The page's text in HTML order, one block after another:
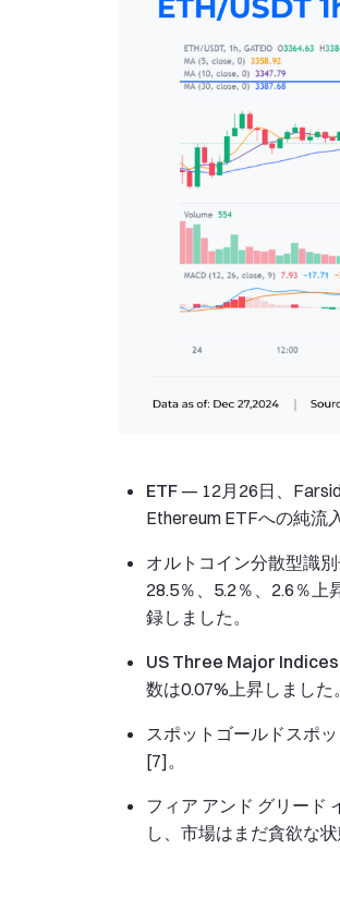
ETF — 12月26日、
Ethereum ETFへの純流
オルトコイン分散型識
28.5％、5.2％、2.6％上
録しました。
US Three Major Indices
数は0.07%上昇しました
スポットゴールドスポ
[7]。
フィア アンド グリード
し、市場はまだ貪欲な